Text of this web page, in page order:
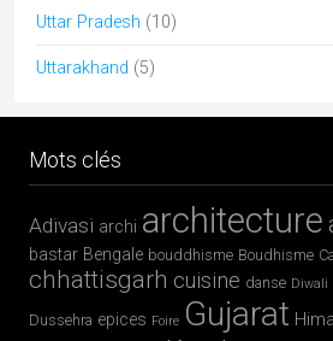
Uttar Pradesh (10)
Uttarakhand (5)
Mots clés
Adivasi archi architecture
bastar Bengale bouddhisme Boudhisme
chhattisgarh cuisine danse Diwali
Dussehra epices Foire Gujarat